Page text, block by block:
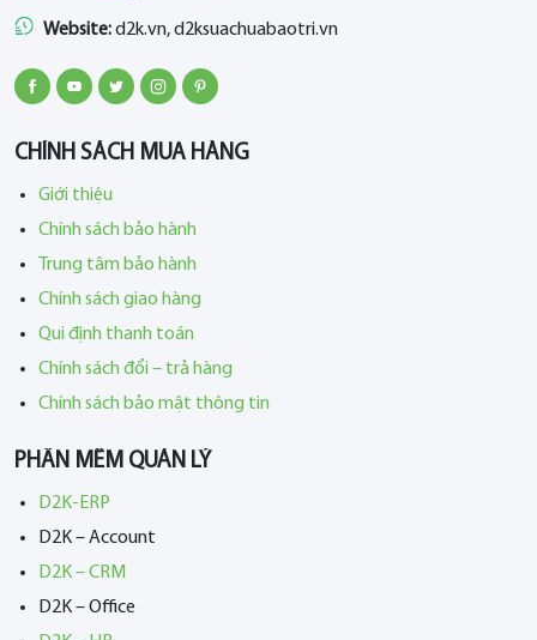
Website:d2k.vn, d2ksuachuabaotri.vn
CHÍNH SÁCH MUA HÀNG
Giới thiệu
Chính sách bảo hành
Trung tâm bảo hành
Chính sách giao hàng
Qui định thanh toán
Chính sách đổi – trả hàng
Chính sách bảo mật thông tin
PHẦN MỀM QUẢN LÝ
D2K-ERP
D2K – Account
D2K – CRM
D2K – Office